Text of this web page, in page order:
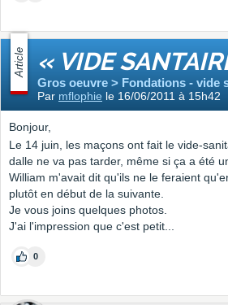
Article « VIDE
Gros oeuvre > Fondations - vide
Par mflophie le 16/06/2011 à 15h42
Bonjour,
Le 14 juin, les maçons ont fait le vide-
dalle ne va pas tarder, même si ça a été
William m'avait dit qu'ils ne le feraient
plutôt en début de la suivante.
Je vous joins quelques photos.
J'ai l'impression que c'est petit...
0